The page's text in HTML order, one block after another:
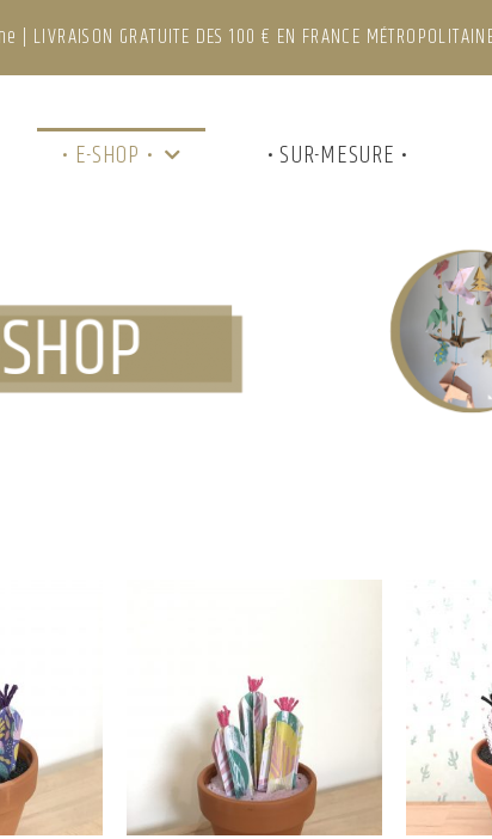
GRATUITE DES 100 € EN FRANCE
• E-SHOP • • SUR-MESURE •